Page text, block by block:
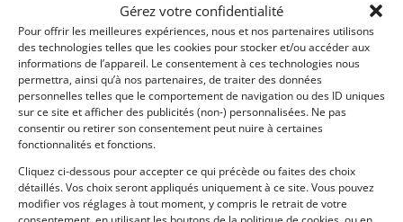
Gérez votre confidentialité
Pour offrir les meilleures expériences, nous et nos partenaires utilisons
des technologies telles que les cookies pour stocker et/ou accéder aux
informations de l’appareil. Le consentement à ces technologies nous
permettra, ainsi qu’à nos partenaires, de traiter des données
personnelles telles que le comportement de navigation ou des ID uniques
sur ce site et afficher des publicités (non-) personnalisées. Ne pas
consentir ou retirer son consentement peut nuire à certaines
fonctionnalités et fonctions.
Cliquez ci-dessous pour accepter ce qui précède ou faites des choix
détaillés. Vos choix seront appliqués uniquement à ce site. Vous pouvez
modifier vos réglages à tout moment, y compris le retrait de votre
VENTURI 260 TRANSCUP (1993)[VENDU]
MONACO (MONACO)
15 mai 2018
2 714 vues
Vends VENTURI 260 TRANSCUP 1993. N° 11/17. Etat neuf : 220
Km certifiés.
Vendu par : Franco LEMBO